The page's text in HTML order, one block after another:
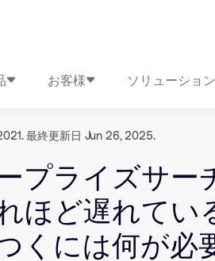
お客様 ソリューション
最終更新日 Jun 26, 2025.
プライズサー
ほど遅れてい
くには何が必